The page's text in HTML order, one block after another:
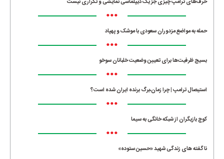
حرف‌های ترامپ چیزی جز یک دیپلماسی نمایشی و تکراری نیست
•••
حمله به مواضع مزدوران سعودی با موشک و پهپاد
•••
بسیج ظرفیت‌ها برای تعیین وضعیت خلبانان سوخو
•••
استیصال ترامپ | چرا زمان،برگ برنده ایران شده است؟
•••
کوچ بازیگران از شبکه خانگی به سیما
•••
ناگفته های زندگی شهید «حسین ستوده»